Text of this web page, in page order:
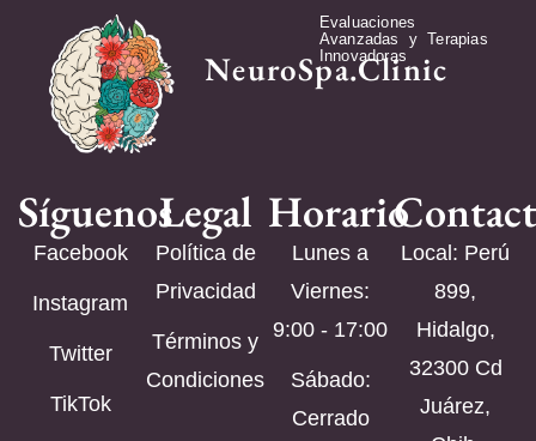
NeuroSpa.Clinic
Evaluaciones
Avanzadas y Terapias
Innovadoras
Síguenos
Facebook
Instagram
Twitter
TikTok
Legal
Política de
Privacidad
Términos y
Condiciones
Horario
Lunes a
Viernes:
9:00 - 17:00
Sábado:
Cerrado
Local: Perú
899,
Hidalgo,
32300 Cd
Juárez,